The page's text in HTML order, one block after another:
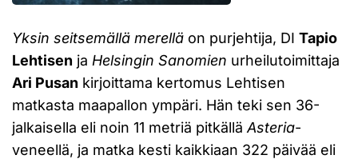
Yksin seitsemällä merellä on purjehtija, DI Tapio
Lehtisen ja Helsingin Sanomien urheilutoimittaja
Ari Pusan kirjoittama kertomus Lehtisen
matkasta maapallon ympäri. Hän teki sen 36-
jalkaisella eli noin 11 metriä pitkällä Asteria-
veneellä, ja matka kesti kaikkiaan 322 päivää eli